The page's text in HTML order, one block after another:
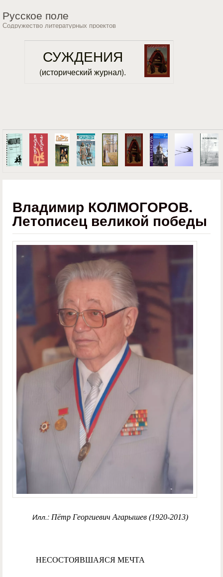
Русское поле
Содружество литературных проектов
СУЖДЕНИЯ
(исторический журнал).
Владимир КОЛМОГОРОВ.
Летописец великой победы
Илл.: Пётр Георгиевич Агарышев (1920-2013)
НЕСОСТОЯВШАЯСЯ МЕЧТА